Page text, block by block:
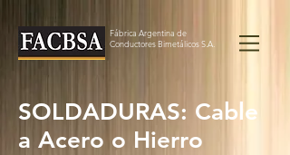
Fábrica Argentina de
Conductores Bimetálicos S.A.
SOLDADURAS: Cable
a Acero o Hierro